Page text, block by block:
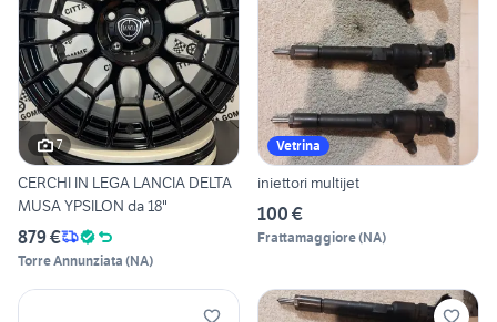
7
CERCHI IN LEGA LANCIA DELTA
MUSA YPSILON da 18"
879 €
Torre Annunziata (NA)
Vetrina
iniettori multijet
100 €
Frattamaggiore(NA)